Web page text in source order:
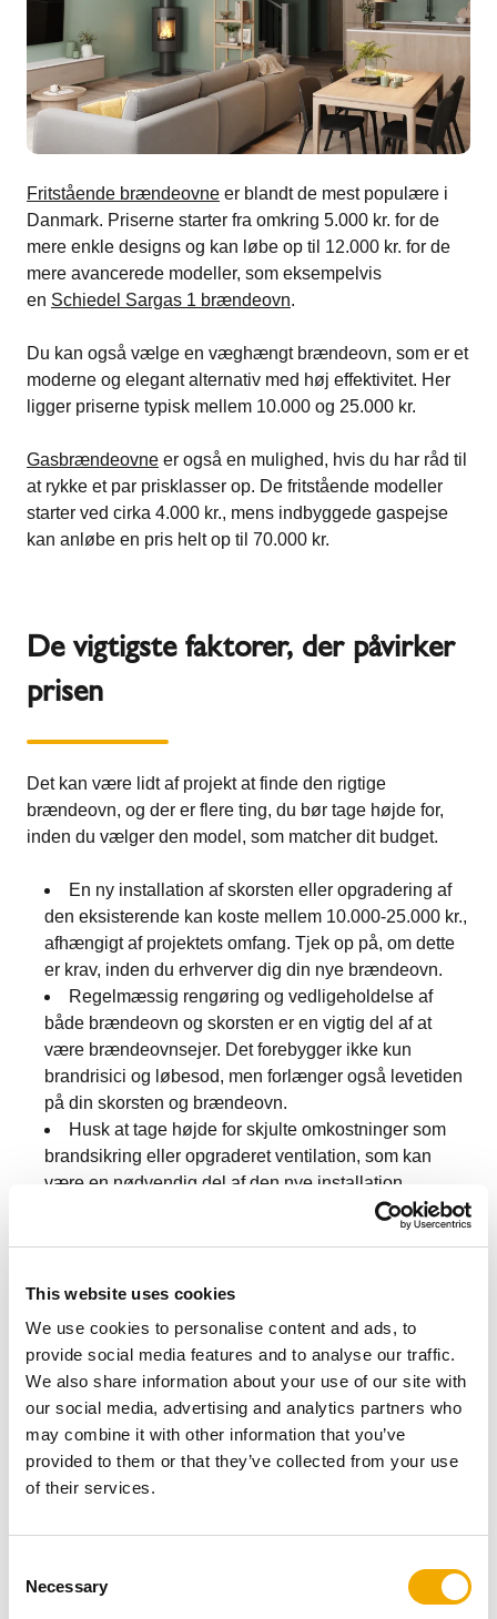
This website uses cookies
We use cookies to personalise content and ads, to
provide social media features and to analyse our traffic.
We also share information about your use of our site with
our social media, advertising and analytics partners who
may combine it with other information that you’ve
provided to them or that they’ve collected from your use
of their services.
Necessary
Fritstående brændeovne er blandt de mest populære i
Danmark. Priserne starter fra omkring 5.000 kr. for de
mere enkle designs og kan løbe op til 12.000 kr. for de
mere avancerede modeller, som eksempelvis
en Schiedel Sargas 1 brændeovn.
Du kan også vælge en væghængt brændeovn, som er et
moderne og elegant alternativ med høj effektivitet. Her
ligger priserne typisk mellem 10.000 og 25.000 kr.
Gasbrændeovne er også en mulighed, hvis du har råd til
at rykke et par prisklasser op. De fritstående modeller
starter ved cirka 4.000 kr., mens indbyggede gaspejse
kan anløbe en pris helt op til 70.000 kr.
De vigtigste faktorer, der påvirker
prisen
Det kan være lidt af projekt at finde den rigtige
brændeovn, og der er flere ting, du bør tage højde for,
inden du vælger den model, som matcher dit budget.
En ny installation af skorsten eller opgradering af
den eksisterende kan koste mellem 10.000-25.000 kr.,
afhængigt af projektets omfang. Tjek op på, om dette
er krav, inden du erhverver dig din nye brændeovn.
Regelmæssig rengøring og vedligeholdelse af
både brændeovn og skorsten er en vigtig del af at
være brændeovnsejer. Det forebygger ikke kun
brandrisici og løbesod, men forlænger også levetiden
på din skorsten og brændeovn.
Husk at tage højde for skjulte omkostninger som
brandsikring eller opgraderet ventilation, som kan
være en nødvendig del af den nye installation.
Invester i en ovn med høj brændværdi og lavt
energiforbrug — det giver ikke kun bedre varme, men
Tilbehør som askestøvsugere, brændekurve eller
omkostninger, men disse er vigtige for sikkerheden og
gør det daglige brug af din brændeovn nemmere.
Klar til at finde det rigtige tilbud?